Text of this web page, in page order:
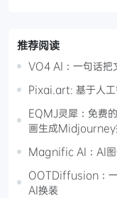
推荐阅读
VO4 AI：一句话把
Pixai.art: 基于人工
EQMJ灵犀：免费
画生成Midjourney
Magnific AI：AI图
OOTDiffusion：一
AI换装